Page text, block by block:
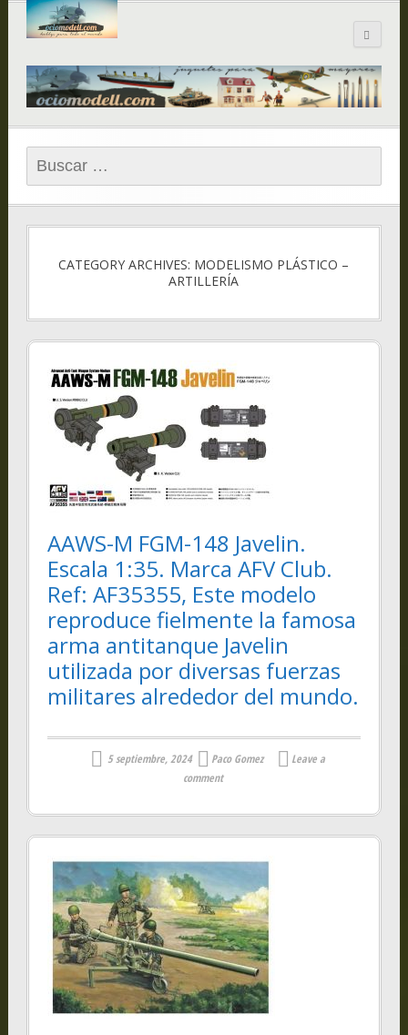
ociomodell.com
Buscar:
CATEGORY ARCHIVES: MODELISMO PLÁSTICO –
ARTILLERÍA
AAWS-M FGM-148 Javelin.
Escala 1:35. Marca AFV Club.
Ref: AF35355, Este modelo
reproduce fielmente la famosa
arma antitanque Javelin
utilizada por diversas fuerzas
militares alrededor del mundo.
5 septiembre, 2024 Paco Gomez
Leave a
comment